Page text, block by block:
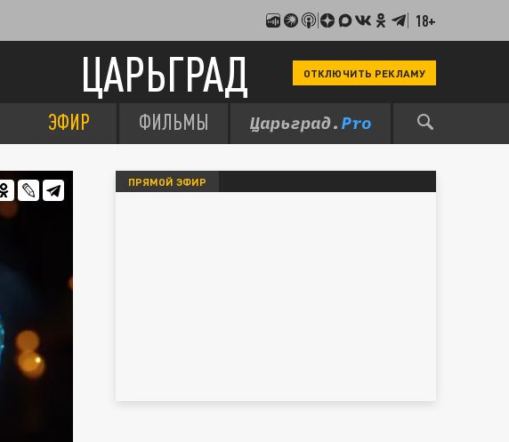
18+
ЦАРЬГРАД ОТКЛЮЧИТЬ РЕКЛАМУ
ЭФИР ФИЛЬМЫ
ПРЯМОЙ ЭФИР